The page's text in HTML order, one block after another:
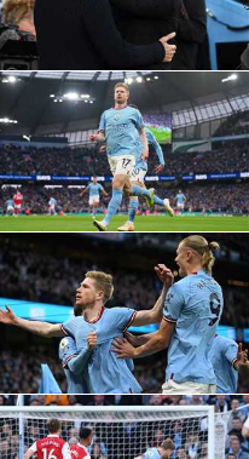
الدوري الإيطالي
الدوري الألماني
الدوري التركي
الدوري الفرنسي
الدوري السعودي للمحترفين
دوري أبطال أوروبا
دوري أبطال إفريقيا